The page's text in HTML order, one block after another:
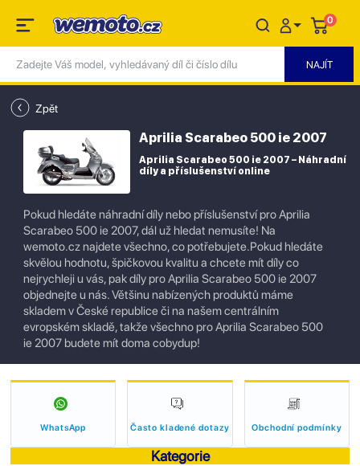
0
Zpět
Aprilia Scarabeo 500 ie 2007
Aprilia Scarabeo 500 ie 2007 – Náhradní
díly a příslušenství online
Pokud hledáte náhradní díly nebo příslušenství pro Aprilia
Scarabeo 500 ie 2007, dál už hledat nemusíte! Na
wemoto.cz najdete všechno, co potřebujete.Pokud hledáte
skvělou hodnotu, špičkovou kvalitu a chcete mít díly co
nejrychleji u vás, pak díly pro Aprilia Scarabeo 500 ie 2007
objednejte u nás. Většinu nabízených produktů máme
skladem v České republice či na našem centrálním
evropském skladě, takže všechno pro Aprilia Scarabeo 500
ie 2007 budete mít doma cobydup!
WhatsApp Často kladené dotazy Obchodní podmínky
Kategorie